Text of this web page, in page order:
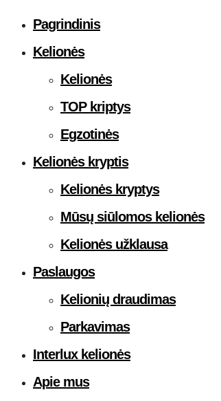
Pagrindinis
Kelionės
Kelionės
TOP kriptys
Egzotinės
Kelionės kryptis
Kelionės kryptys
Mūsų siūlomos kelionės
Kelionės užklausa
Paslaugos
Kelionių draudimas
Parkavimas
Interlux kelionės
Apie mus